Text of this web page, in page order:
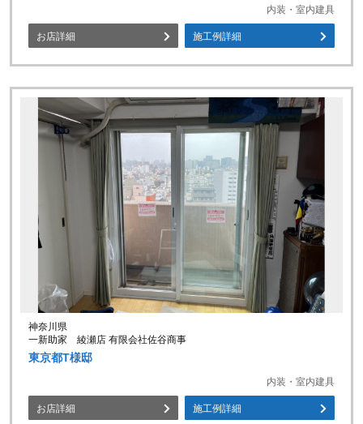
内装・室内建具
お店詳細 施工例詳細
神奈川県
一新助家 綾瀬店 有限会社佐谷商事
東京都T様邸
内装・室内建具
お店詳細 施工例詳細